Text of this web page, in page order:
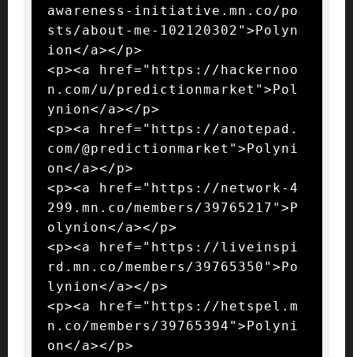
awareness-initiative.mn.co/po
sts/about-me-102120302">Polyn
ion</a></p>
<p><a href="https://hackernoo
n.com/u/predictionmarket">Pol
ynion</a></p>
<p><a href="https://anotepad.
com/@predictionmarket">Polyni
on</a></p>
<p><a href="https://network-4
299.mn.co/members/39765217">P
olynion</a></p>
<p><a href="https://liveinspi
rd.mn.co/members/39765350">Po
lynion</a></p>
<p><a href="https://hetspel.m
n.co/members/39765394">Polyni
on</a></p>